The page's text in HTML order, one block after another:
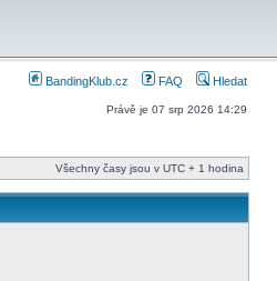
BandingKlub.cz FAQ Hledat
Právě je 07 srp 2026 14:29
Všechny časy jsou v UTC + 1 hodina